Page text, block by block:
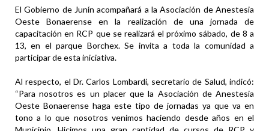
El Gobierno de Junín acompañará a la Asociación de Anestesia
Oeste Bonaerense en la realización de una jornada de
capacitación en RCP que se realizará el próximo sábado, de 8 a
13, en el parque Borchex. Se invita a toda la comunidad a
participar de esta iniciativa.
Al respecto, el Dr. Carlos Lombardi, secretario de Salud, indicó:
“Para nosotros es un placer que la Asociación de Anestesia
Oeste Bonaerense haga este tipo de jornadas ya que va en
tono a lo que nosotros venimos haciendo desde años en el